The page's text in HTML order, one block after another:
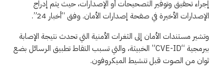
إجراء تحقيق وتوفير التصحيحات أو الإصدارات، حيث يتم إدراج
الإصدارات الأخيرة في صفحة إصدارات الأمان. وفق “أخبار 24”.
وتشير مستندات الأمان إلى الثغرات الأمنية التي تحدث نتيجة الإصابة
ببرمجية “CVE-ID” الخبيثة، والتي تسبب التقاط تطبيق الرسائل بضع
ثوان من الصوت قبل تنشيط الميكروفون.